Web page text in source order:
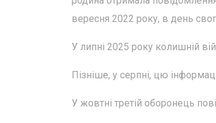
вересня 2022 року, в день
У липні 2025 року колишній
Пізніше, у серпні, цю
У жовтні третій оборонець